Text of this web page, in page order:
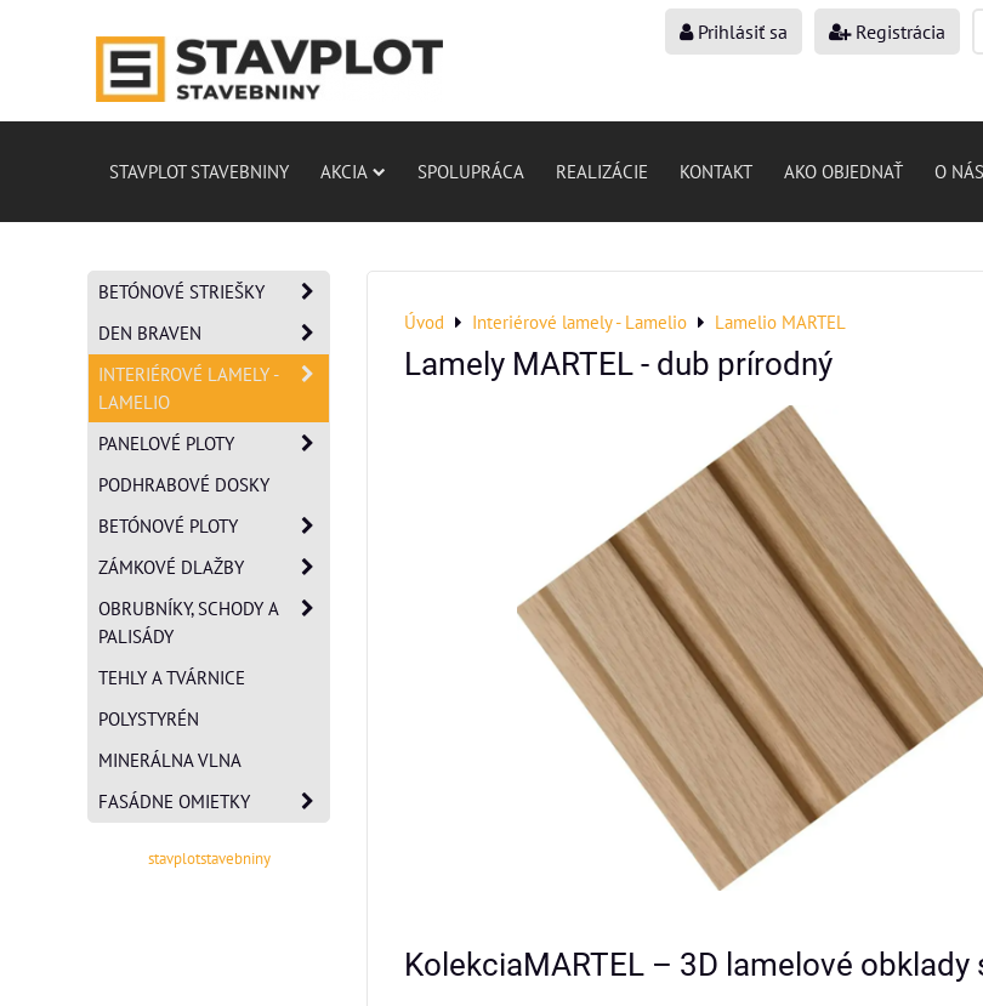
Prihlásiť sa Registrácia
STAVPLOT STAVEBNINY AKCIA SPOLUPRÁCA REALIZÁCIE KONTAKT AKO OBJEDNAŤ O NÁS
Úvod Interiérové lamely - Lamelio Lamelio MARTEL
Lamely MARTEL - dub prírodný
KolekciaMARTEL – 3D lamelové
BETÓNOVÉ STRIEŠKY
DEN BRAVEN
INTERIÉROVÉ LAMELY -
LAMELIO
PANELOVÉ PLOTY
PODHRABOVÉ DOSKY
BETÓNOVÉ PLOTY
ZÁMKOVÉ DLAŽBY
OBRUBNÍKY, SCHODY A
PALISÁDY
TEHLY A TVÁRNICE
POLYSTYRÉN
MINERÁLNA VLNA
FASÁDNE OMIETKY
stavplotstavebniny